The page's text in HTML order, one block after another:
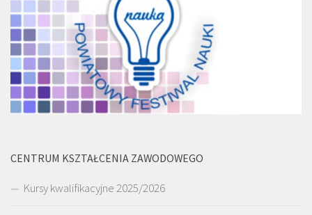
CENTRUM KSZTAŁCENIA ZAWODOWEGO
Kursy kwalifikacyjne 2025/2026